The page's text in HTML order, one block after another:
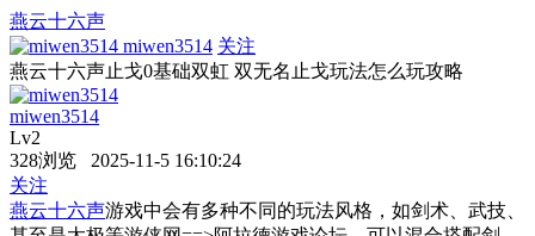
燕云十六声
miwen3514 关注
燕云十六声止戈0基础双虹 双无名止戈玩法怎么玩攻略
miwen3514
Lv2
328浏览 2025-11-5 16:10:24
关注
燕云十六声游戏中会有多种不同的玩法风格，如剑术、武技、